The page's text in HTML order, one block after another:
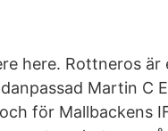
here. Rottneros är
Martin C
för Mallbackens